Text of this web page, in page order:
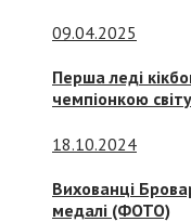
09.04.2025
Перша леді
чемпіонкою
18.10.2024
Вихованці
медалі (ФОТО)